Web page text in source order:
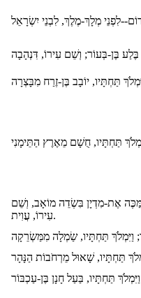
אֶת-מִדְיָן בִּשְׂדֵה מוֹאָב, וְשֵׁם
עִירוֹ, עֲוִית.